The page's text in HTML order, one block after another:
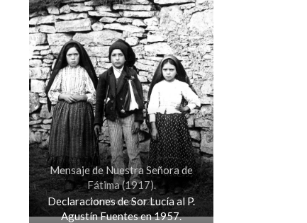
Mensaje de Nuestra Señora de
Fátima (1917).
2 de febrero de 2021
Declaraciones de Sor Lucía al P.
Agustín Fuentes en 1957.